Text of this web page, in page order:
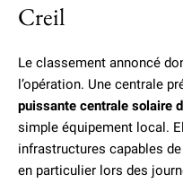
Creil
Le classement annoncé
l’opération. Une centrale
puissante centrale solaire
simple équipement local.
infrastructures capables
en particulier lors des